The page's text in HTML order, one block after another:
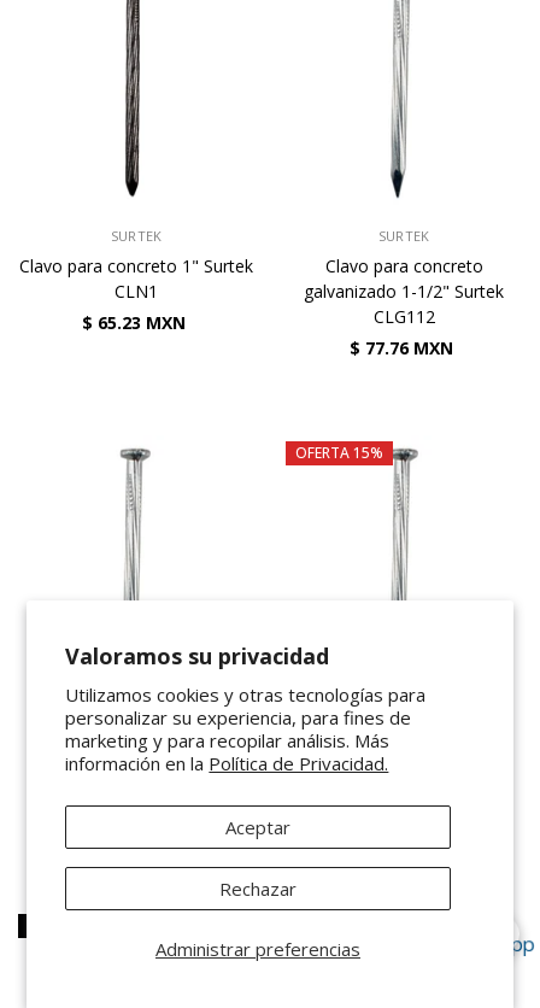
Valoramos su privacidad
Utilizamos cookies y otras tecnologías para
personalizar su experiencia, para fines de
marketing y para recopilar análisis. Más
información en la Política de Privacidad.
Administrar preferencias
Aceptar
Rechazar
SURTEK
Clavo para concreto 1" Surtek
CLN1
$ 65.23 MXN
SURTEK
Clavo para concreto
galvanizado 1-1/2" Surtek
CLG112
$ 77.76 MXN
VENDEDOR: SURTEK
Clavo para concreto
galvanizado 3-1/2" Surtek
OFERTA 15%
VENDEDOR: SURTEK
Clavo para concreto
galvanizado 1" Surtek CLG1